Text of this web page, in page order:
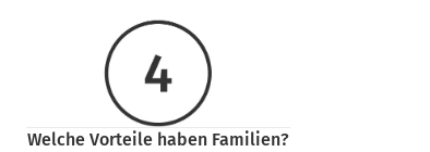
Welche Vorteile haben Familien?